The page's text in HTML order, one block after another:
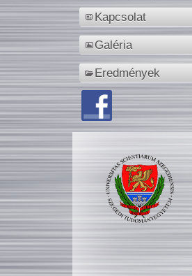
Kapcsolat
Galéria
Eredmények